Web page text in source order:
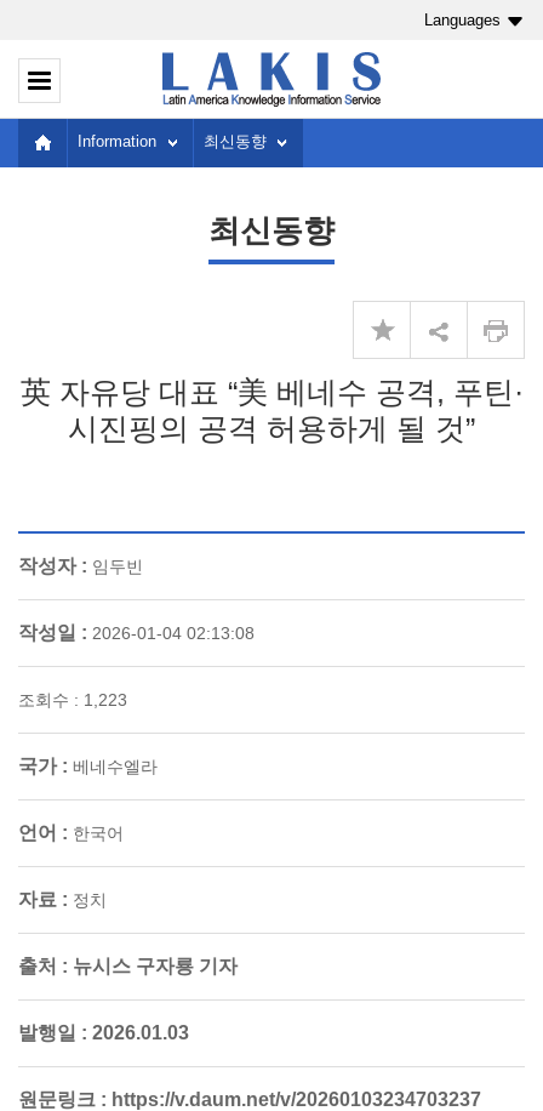
Languages
Information 최신동향
최신동향
英 자유당 대표 “美 베네수 공격, 푸틴·
시진핑의 공격 허용하게 될 것”
작성자 : 임두빈
작성일 : 2026-01-04 02:13:08
조회수 : 1,223
국가 : 베네수엘라
언어 : 한국어
자료 : 정치
출처 : 뉴시스 구자룡 기자
발행일 : 2026.01.03
원문링크 : https://v.daum.net/v/20260103234703237